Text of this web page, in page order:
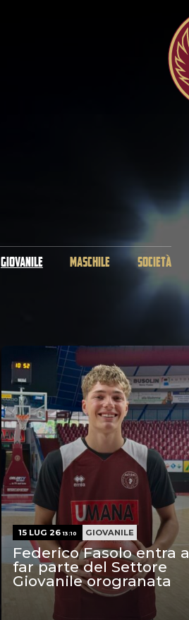
GIOVANILE MASCHILE SOCIETÀ
Federico Fasolo entra a
far parte del Settore
Giovanile orogranata
15 LUG 2613:10 GIOVANILE